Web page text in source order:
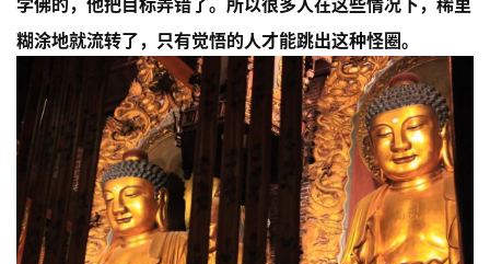
八
点
糊涂地就流转了，只有觉悟的人才能跳出这种怪圈。